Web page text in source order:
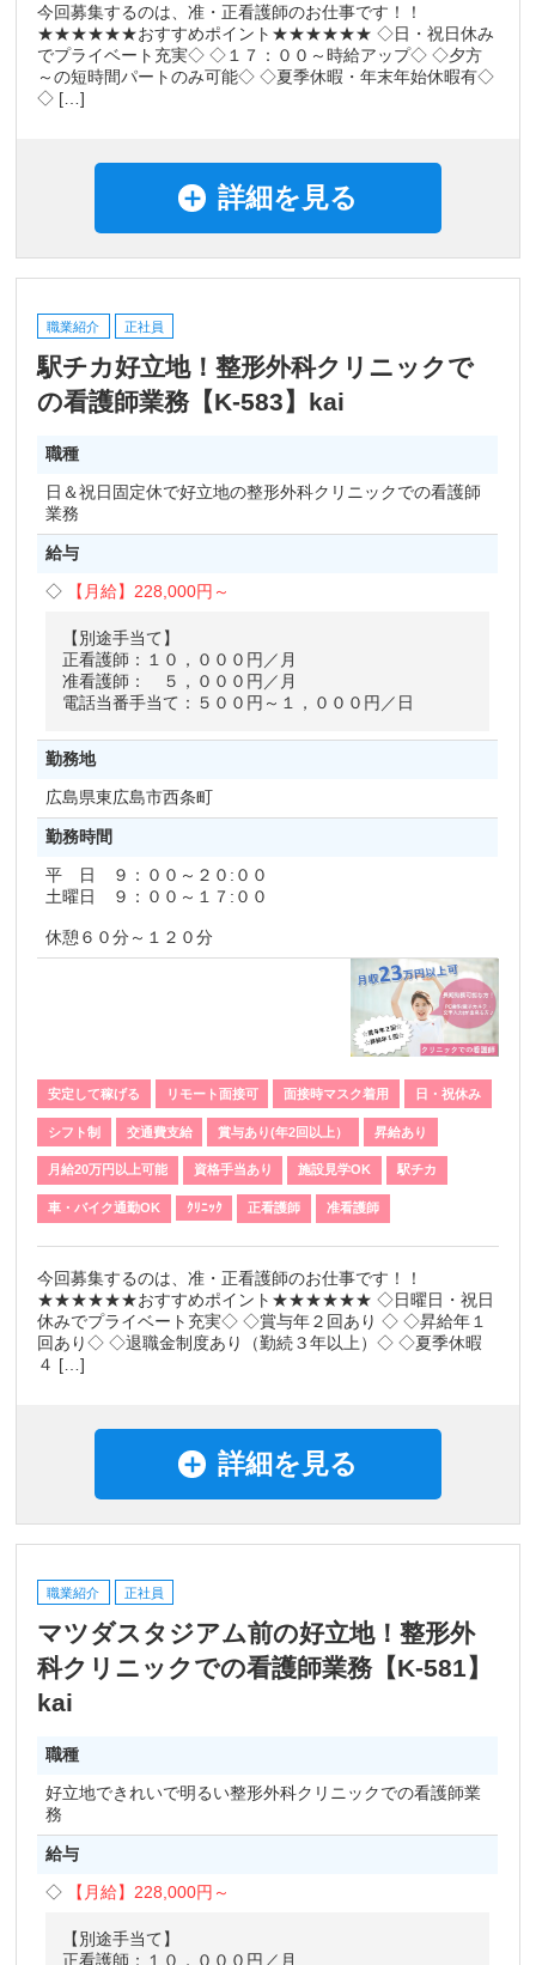
今回募集するのは、准・正看護師のお仕事です！！
★★★★★★おすすめポイント★★★★★★ ◇日・祝日休み
でプライベート充実◇ ◇１７：００～時給アップ◇ ◇夕方
～の短時間パートのみ可能◇ ◇夏季休暇・年末年始休暇有◇
◇ […]
詳細を見る
職業紹介 正社員
駅チカ好立地！整形外科クリニックで
の看護師業務【K-583】kai
職種
日＆祝日固定休で好立地の整形外科クリニックでの看護師
業務
給与
【月給】228,000円～
【別途手当て】
正看護師：１０，０００円／月
准看護師： ５，０００円／月
電話当番手当て：５００円～１，０００円／日
勤務地
広島県東広島市西条町
勤務時間
平 日 ９：００～２０:００
土曜日 ９：００～１７:００
休憩６０分～１２０分
安定して稼げる リモート面接可 面接時マスク着用 日・祝休み
シフト制 交通費支給 賞与あり(年2回以上） 昇給あり
月給20万円以上可能 資格手当あり 施設見学OK 駅チカ
車・バイク通勤OK ｸﾘﾆｯｸ 正看護師 准看護師
今回募集するのは、准・正看護師のお仕事です！！
★★★★★★おすすめポイント★★★★★★ ◇日曜日・祝日
休みでプライベート充実◇ ◇賞与年２回あり ◇ ◇昇給年１
回あり◇ ◇退職金制度あり（勤続３年以上）◇ ◇夏季休暇
４ […]
詳細を見る
職業紹介 正社員
マツダスタジアム前の好立地！整形外
科クリニックでの看護師業務【K-581】
kai
職種
好立地できれいで明るい整形外科クリニックでの看護師業
務
給与
【月給】228,000円～
【別途手当て】
正看護師：１０，０００円／月